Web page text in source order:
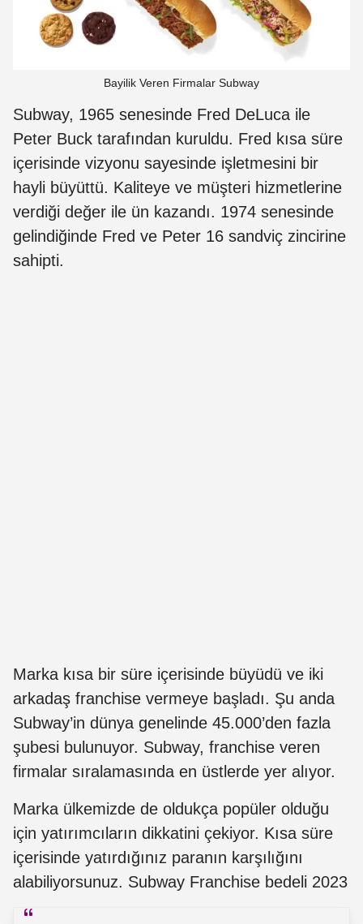
Bayilik Veren Firmalar Subway
Subway, 1965 senesinde Fred DeLuca ile
Peter Buck tarafından kuruldu. Fred kısa süre
içerisinde vizyonu sayesinde işletmesini bir
hayli büyüttü. Kaliteye ve müşteri hizmetlerine
verdiği değer ile ün kazandı. 1974 senesinde
gelindiğinde Fred ve Peter 16 sandviç zincirine
sahipti.
Marka kısa bir süre içerisinde büyüdü ve iki
arkadaş franchise vermeye başladı. Şu anda
Subway’in dünya genelinde 45.000’den fazla
şubesi bulunuyor. Subway, franchise veren
firmalar sıralamasında en üstlerde yer alıyor.
Marka ülkemizde de oldukça popüler olduğu
için yatırımcıların dikkatini çekiyor. Kısa süre
içerisinde yatırdığınız paranın karşılığını
alabiliyorsunuz. Subway Franchise bedeli 2023